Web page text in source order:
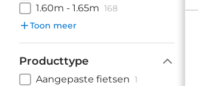
1.60m - 1.65m 168
Toon meer
Producttype
Aangepaste fietsen 1